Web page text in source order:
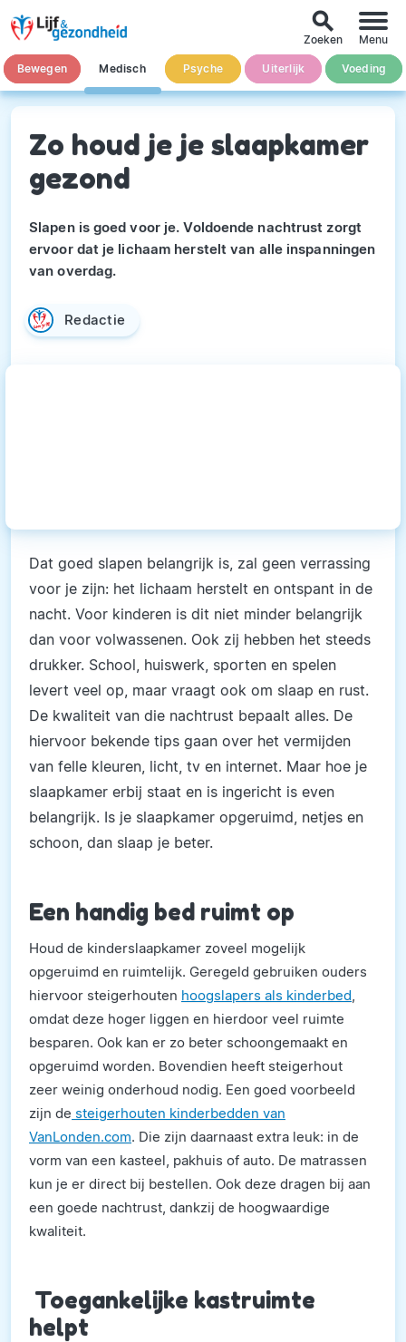
Bewegen Medisch Psyche Uiterlijk Voeding
search
Zoeken Menu
Zo houd je je slaapkamer
gezond
Slapen is goed voor je. Voldoende nachtrust zorgt
ervoor dat je lichaam herstelt van alle inspanningen
van overdag.
Redactie
Dat goed slapen belangrijk is, zal geen verrassing
voor je zijn: het lichaam herstelt en ontspant in de
nacht. Voor kinderen is dit niet minder belangrijk
dan voor volwassenen. Ook zij hebben het steeds
drukker. School, huiswerk, sporten en spelen
levert veel op, maar vraagt ook om slaap en rust.
De kwaliteit van die nachtrust bepaalt alles. De
hiervoor bekende tips gaan over het vermijden
van felle kleuren, licht, tv en internet. Maar hoe je
slaapkamer erbij staat en is ingericht is even
belangrijk. Is je slaapkamer opgeruimd, netjes en
schoon, dan slaap je beter.
Een handig bed ruimt op
Houd de kinderslaapkamer zoveel mogelijk
opgeruimd en ruimtelijk. Geregeld gebruiken ouders
hiervoor steigerhouten hoogslapers als kinderbed
omdat deze hoger liggen en hierdoor veel ruimte
besparen. Ook kan er zo beter schoongemaakt en
opgeruimd worden. Bovendien heeft steigerhout
zeer weinig onderhoud nodig. Een goed voorbeeld
zijn de steigerhouten kinderbedden van
VanLonden.com. Die zijn daarnaast extra leuk: in de
vorm van een kasteel, pakhuis of auto. De matrassen
kun je er direct bij bestellen. Ook deze dragen bij aan
een goede nachtrust, dankzij de hoogwaardige
kwaliteit.
Toegankelijke kastruimte
helpt